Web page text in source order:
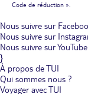
Code de réduction ».
Nous suivre sur
Nous suivre sur
Nous suivre sur YouTube
}
À propos de TUI
Qui sommes nous ?
Voyager avec TUI